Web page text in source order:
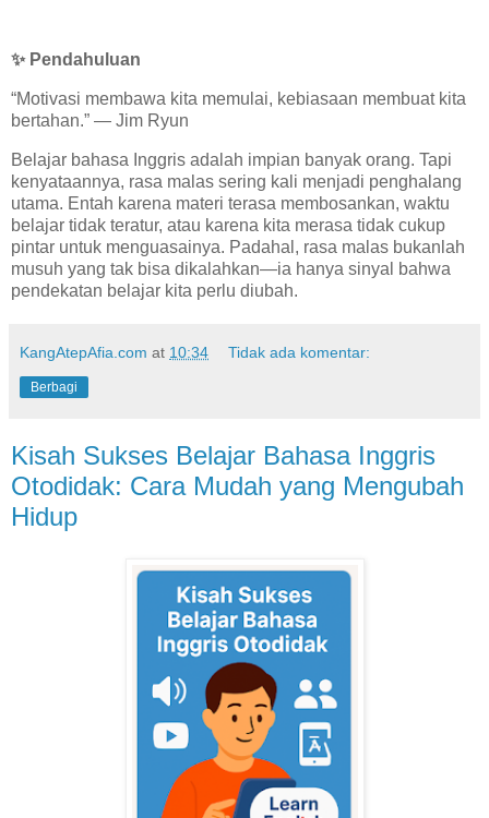
✨Pendahuluan
“Motivasi membawa kita memulai, kebiasaan membuat kita
bertahan.” — Jim Ryun
Belajar bahasa Inggris adalah impian banyak orang. Tapi
kenyataannya, rasa malas sering kali menjadi penghalang
utama. Entah karena materi terasa membosankan, waktu
belajar tidak teratur, atau karena kita merasa tidak cukup
pintar untuk menguasainya. Padahal, rasa malas bukanlah
musuh yang tak bisa dikalahkan—ia hanya sinyal bahwa
pendekatan belajar kita perlu diubah.
KangAtepAfia.com at 10:34 Tidak ada komentar:
Berbagi
Kisah Sukses Belajar Bahasa Inggris
Otodidak: Cara Mudah yang Mengubah
Hidup